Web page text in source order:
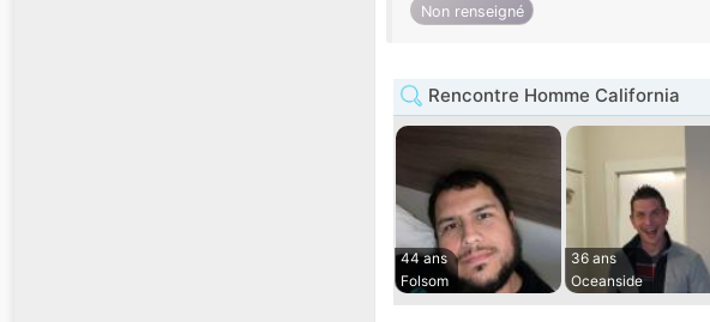
Non renseigné
Rencontre Homme California
44 ans
Folsom
36 ans
Oceanside